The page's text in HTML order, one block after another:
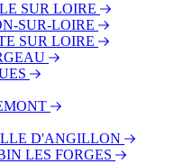
SUR LOIRE
SUR-LOIRE
SUR LOIRE
D'ANGILLON
LES FORGES